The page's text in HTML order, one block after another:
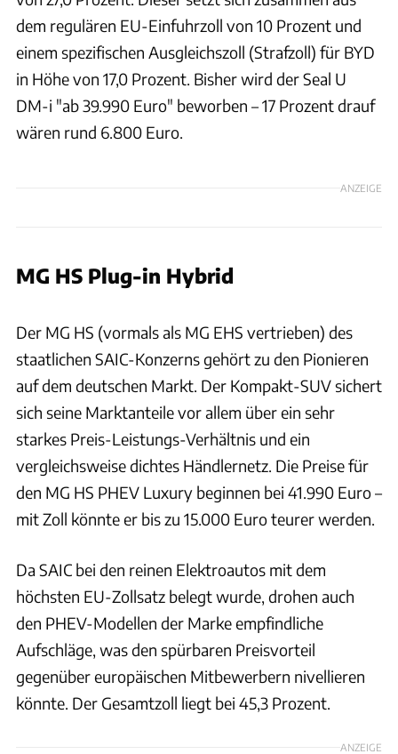
dem regulären EU-Einfuhrzoll von 10 Prozent und
einem spezifischen Ausgleichszoll (Strafzoll) für BYD
in Höhe von 17,0 Prozent. Bisher wird der Seal U
DM-i "ab 39.990 Euro" beworben – 17 Prozent drauf
wären rund 6.800 Euro.
ANZEIGE
MG HS Plug-in Hybrid
Der MG HS (vormals als MG EHS vertrieben) des
staatlichen SAIC-Konzerns gehört zu den Pionieren
auf dem deutschen Markt. Der Kompakt-SUV sichert
sich seine Marktanteile vor allem über ein sehr
starkes Preis-Leistungs-Verhältnis und ein
vergleichsweise dichtes Händlernetz. Die Preise für
den MG HS PHEV Luxury beginnen bei 41.990 Euro –
mit Zoll könnte er bis zu 15.000 Euro teurer werden.
Da SAIC bei den reinen Elektroautos mit dem
höchsten EU-Zollsatz belegt wurde, drohen auch
den PHEV-Modellen der Marke empfindliche
Aufschläge, was den spürbaren Preisvorteil
gegenüber europäischen Mitbewerbern nivellieren
könnte. Der Gesamtzoll liegt bei 45,3 Prozent.
ANZEIGE